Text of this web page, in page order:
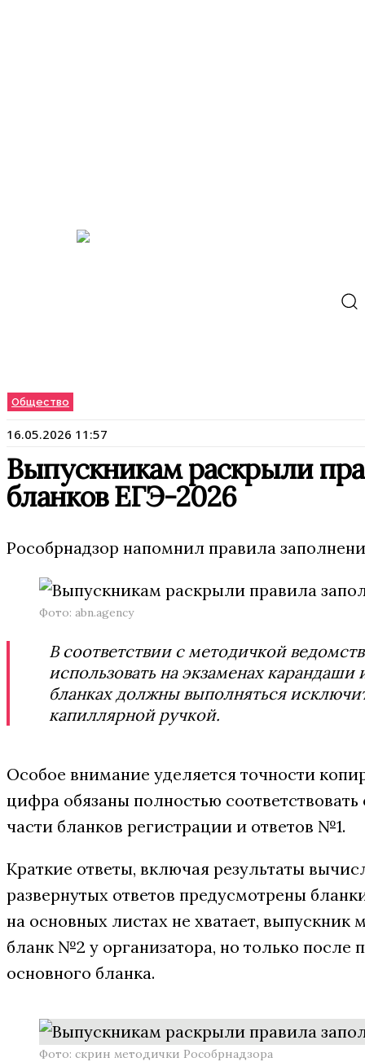
Общество
16.05.2026 11:57
Выпускникам раскрыли
бланков ЕГЭ-2026
Рособрнадзор напомнил правила
Фото: abn.agency
В соответствии с методичкой
использовать на экзаменах
бланках должны выполняться
капиллярной ручкой.
Особое внимание уделяется точности
цифра обязаны полностью
части бланков регистрации и ответов №1.
Краткие ответы, включая результаты
развернутых ответов предусмотрены
на основных листах не хватает,
бланк №2 у организатора, но только после
основного бланка.
Фото: скрин методички Рособрнадзора